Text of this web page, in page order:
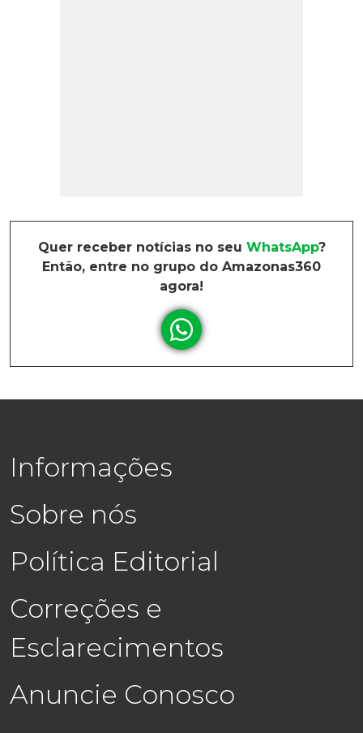
Quer receber notícias no seu WhatsApp?
Então, entre no grupo do Amazonas360
agora!
Informações
Sobre nós
Política Editorial
Correções e
Esclarecimentos
Anuncie Conosco